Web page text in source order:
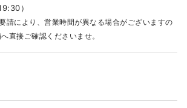
）
請により、営業時間が異なる場合がございますの
直接ご確認くださいませ。